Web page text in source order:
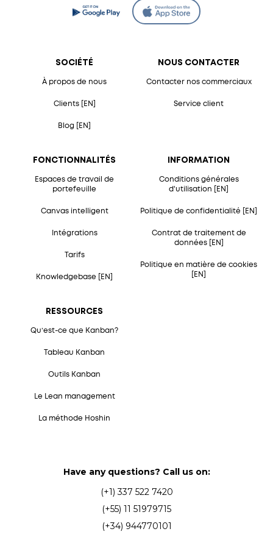
SOCIÉTÉ
À propos de nous
Clients [EN]
Blog [EN]
FONCTIONNALITÉS
Espaces de travail de
portefeuille
Canvas intelligent
Intégrations
Tarifs
Knowledgebase [EN]
RESSOURCES
Qu’est-ce que Kanban?
Tableau Kanban
Outils Kanban
Le Lean management
La méthode Hoshin
INFORMATION
Conditions générales
d'utilisation [EN]
Politique de confidentialité [EN]
Contrat de traitement de
données [EN]
Politique en matière de cookies
[EN]
NOUS CONTACTER
Contacter nos commerciaux
Service client
Have any questions? Call us on:
(+1) 337 522 7420
(+55) 11 51979715
(+34) 944770101